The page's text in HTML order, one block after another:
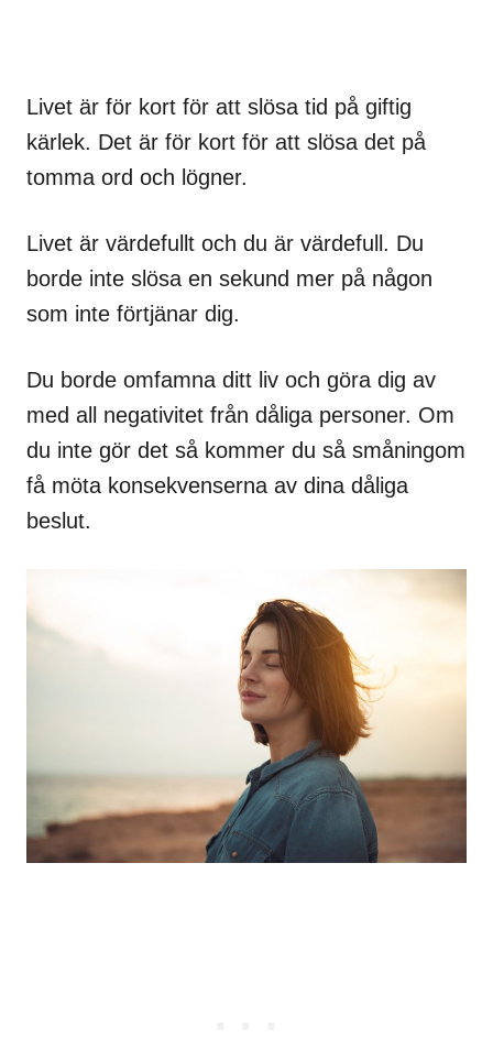
Livet är för kort för att slösa tid på giftig
kärlek. Det är för kort för att slösa det på
tomma ord och lögner.
Livet är värdefullt och du är värdefull. Du
borde inte slösa en sekund mer på någon
som inte förtjänar dig.
Du borde omfamna ditt liv och göra dig av
med all negativitet från dåliga personer. Om
du inte gör det så kommer du så småningom
få möta konsekvenserna av dina dåliga
beslut.